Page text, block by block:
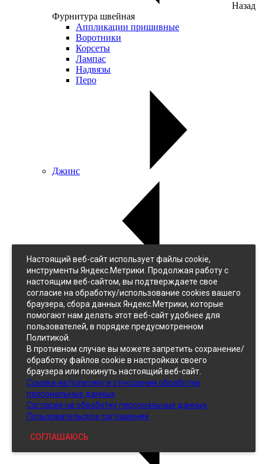
Назад
Фурнитура швейная
Аппликации пришивные
Воротники
Корсеты
Лампас
Надвязы
Перо
Джинс
Джинс
Однотонный
Принтованный
Кожзам
Настоящий веб-сайт использует файлы cookie,
инструменты Яндекс.Метрики. Продолжая работу с
настоящим веб-сайтом, вы подтверждаете свое
согласие на обработку/использование cookies вашего
браузера, сбора данных Яндекс.Метрики, которые
помогают нам делать этот веб-сайт удобнее для
пользователей, в порядке предусмотренном
Политикой.
В противном случае вы можете запретить сохранение/
обработку файлов cookie в настройках своего
браузера или покинуть настоящий веб-сайт.
Ссылка на политику в отношении обработки
персональных данных
Согласие на обработку персональных данных
Пользовательское соглашение
СОГЛАШАЮСЬ